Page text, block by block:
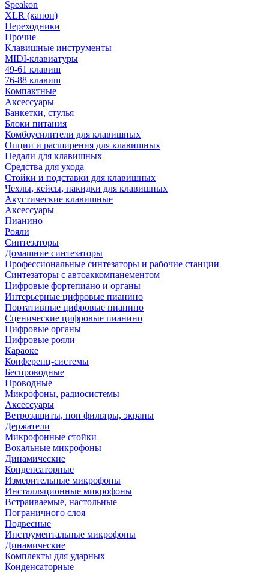
Speakon
XLR (канон)
Переходники
Прочие
Клавишные инструменты
MIDI-клавиатуры
49-61 клавиш
76-88 клавиш
Компактные
Аксессуары
Банкетки, стулья
Блоки питания
Комбоусилители для клавишных
Опции и расширения для клавишных
Педали для клавишных
Средства для ухода
Стойки и подставки для клавишных
Чехлы, кейсы, накидки для клавишных
Акустические клавишные
Аксессуары
Пианино
Рояли
Синтезаторы
Домашние синтезаторы
Профессиональные синтезаторы и рабочие станции
Синтезаторы с автоаккомпанементом
Цифровые фортепиано и органы
Интерьерные цифровые пианино
Портативные цифровые пианино
Сценические цифровые пианино
Цифровые органы
Цифровые рояли
Караоке
Конференц-системы
Беспроводные
Проводные
Микрофоны, радиосистемы
Аксессуары
Ветрозащиты, поп фильтры, экраны
Держатели
Микрофонные стойки
Вокальные микрофоны
Динамические
Конденсаторные
Измерительные микрофоны
Инсталляционные микрофоны
Встраиваемые, настольные
Пограничного слоя
Подвесные
Инструментальные микрофоны
Динамические
Комплекты для ударных
Конденсаторные